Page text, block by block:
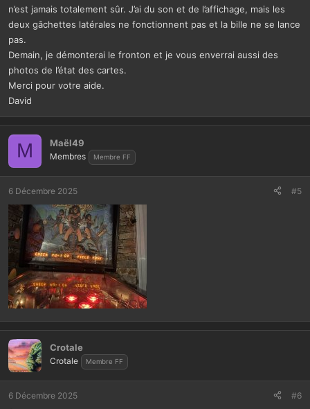
n’est jamais totalement sûr. J’ai du son et de l’affichage, mais les
deux gâchettes latérales ne fonctionnent pas et la bille ne se lance
pas.
Demain, je démonterai le fronton et je vous enverrai aussi des
photos de l’état des cartes.
Merci pour votre aide.
David
M Maël49
Membres Membre FF
6 Décembre 2025 #5
Crotale
Crotale Membre FF
6 Décembre 2025 #6